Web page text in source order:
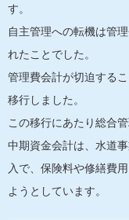
す。
自主管理への転機は管
れたことでした。
管理費会計が切迫する
移行しました。
この移行にあたり総合
中期資金会計は、水道
入で、保険料や修繕費
ようとしています。